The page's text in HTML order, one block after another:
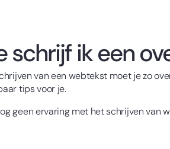
schrijf ik een
van een webtekst moet je zo
tips voor je.
geen ervaring met het schrijven van